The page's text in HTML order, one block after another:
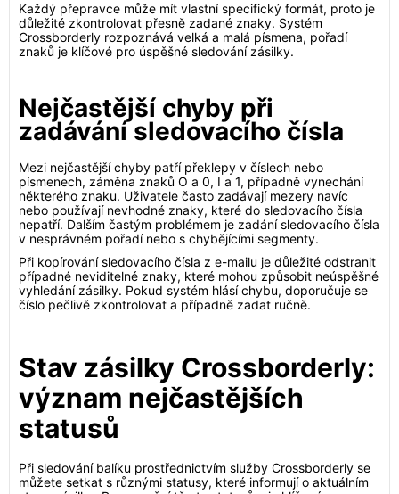
Každý přepravce může mít vlastní specifický formát, proto je
důležité zkontrolovat přesně zadané znaky. Systém
Crossborderly rozpoznává velká a malá písmena, pořadí
znaků je klíčové pro úspěšné sledování zásilky.
Nejčastější chyby při
zadávání sledovacího čísla
Mezi nejčastější chyby patří překlepy v číslech nebo
písmenech, záměna znaků O a 0, I a 1, případně vynechání
některého znaku. Uživatele často zadávají mezery navíc
nebo používají nevhodné znaky, které do sledovacího čísla
nepatří. Dalším častým problémem je zadání sledovacího čísla
v nesprávném pořadí nebo s chybějícími segmenty.
Při kopírování sledovacího čísla z e-mailu je důležité odstranit
případné neviditelné znaky, které mohou způsobit neúspěšné
vyhledání zásilky. Pokud systém hlásí chybu, doporučuje se
číslo pečlivě zkontrolovat a případně zadat ručně.
Stav zásilky Crossborderly:
význam nejčastějších
statusů
Při sledování balíku prostřednictvím služby Crossborderly se
můžete setkat s různými statusy, které informují o aktuálním